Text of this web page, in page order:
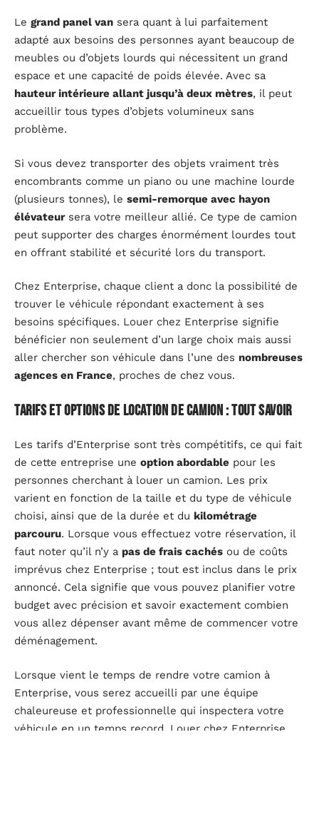
Le grand panel van sera quant à lui parfaitement
adapté aux besoins des personnes ayant beaucoup de
meubles ou d’objets lourds qui nécessitent un grand
espace et une capacité de poids élevée. Avec sa
hauteur intérieure allant jusqu’à deux mètres, il peut
accueillir tous types d’objets volumineux sans
problème.
Si vous devez transporter des objets vraiment très
encombrants comme un piano ou une machine lourde
(plusieurs tonnes), le semi-remorque avec hayon
élévateursera votre meilleur allié. Ce type de camion
peut supporter des charges énormément lourdes tout
en offrant stabilité et sécurité lors du transport.
Chez Enterprise, chaque client a donc la possibilité de
trouver le véhicule répondant exactement à ses
besoins spécifiques. Louer chez Enterprise signifie
bénéficier non seulement d’un large choix mais aussi
aller chercher son véhicule dans l’une des nombreuses
agences en France, proches de chez vous.
Tarifs et options de location de camion : tout savoir
Les tarifs d’Enterprise sont très compétitifs, ce qui fait
de cette entreprise une option abordable pour les
personnes cherchant à louer un camion. Les prix
varient en fonction de la taille et du type de véhicule
choisi, ainsi que de la durée et du kilométrage
parcouru. Lorsque vous effectuez votre réservation, il
faut noter qu’il n’y a pas de frais cachés ou de coûts
imprévus chez Enterprise ; tout est inclus dans le prix
annoncé. Cela signifie que vous pouvez planifier votre
budget avec précision et savoir exactement combien
vous allez dépenser avant même de commencer votre
déménagement.
Lorsque vient le temps de rendre votre camion à
Enterprise, vous serez accueilli par une équipe
chaleureuse et professionnelle qui inspectera votre
véhicule en un temps record. Louer chez Enterprise